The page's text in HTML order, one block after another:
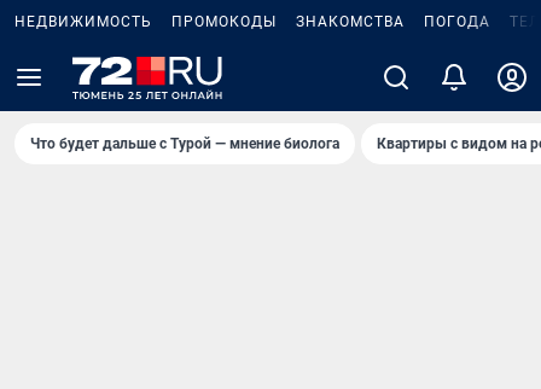
НЕДВИЖИМОСТЬ ПРОМОКОДЫ ЗНАКОМСТВА ПОГОДА
Что будет дальше с Турой — мнение биолога Квартиры с видом на